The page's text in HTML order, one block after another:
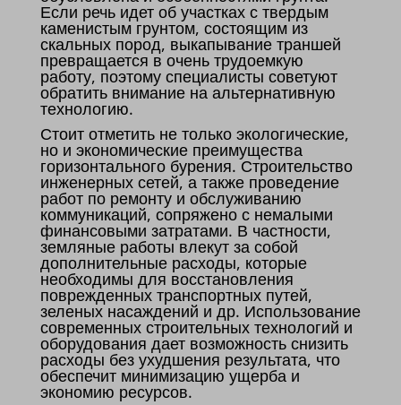
Если речь идет об участках с твердым
каменистым грунтом, состоящим из
скальных пород, выкапывание траншей
превращается в очень трудоемкую
работу, поэтому специалисты советуют
обратить внимание на альтернативную
технологию.
Стоит отметить не только экологические,
но и экономические преимущества
горизонтального бурения. Строительство
инженерных сетей, а также проведение
работ по ремонту и обслуживанию
коммуникаций, сопряжено с немалыми
финансовыми затратами. В частности,
земляные работы влекут за собой
дополнительные расходы, которые
необходимы для восстановления
поврежденных транспортных путей,
зеленых насаждений и др. Использование
современных строительных технологий и
оборудования дает возможность снизить
расходы без ухудшения результата, что
обеспечит минимизацию ущерба и
экономию ресурсов.